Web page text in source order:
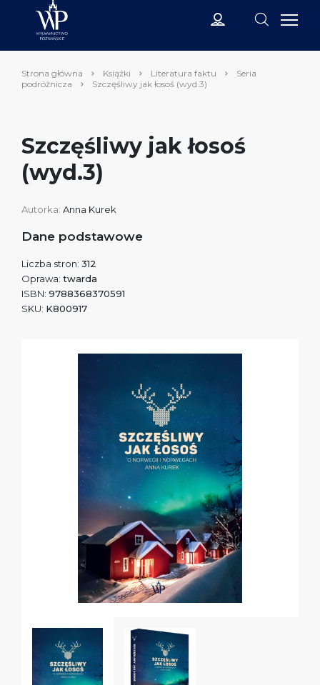
Strona główna Książki Literatura faktu
Seria
podróżnicza
Szczęśliwy jak łosoś (wyd.3)
Szczęśliwy jak łosoś
(wyd.3)
Autorka: Anna Kurek
Dane podstawowe
Liczba stron: 312
Oprawa: twarda
ISBN: 9788368370591
SKU: K800917